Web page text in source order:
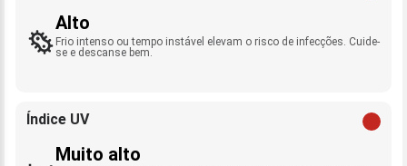
Alto
Frio intenso ou tempo instável elevam o risco de infecções. Cuide-
se e descanse bem.
Índice UV
Muito alto